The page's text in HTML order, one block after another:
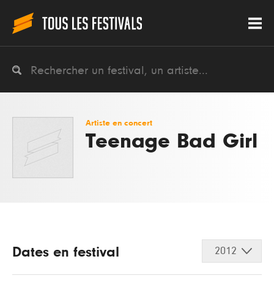
Artiste en concert
Teenage Bad Girl
Dates en festival 2012